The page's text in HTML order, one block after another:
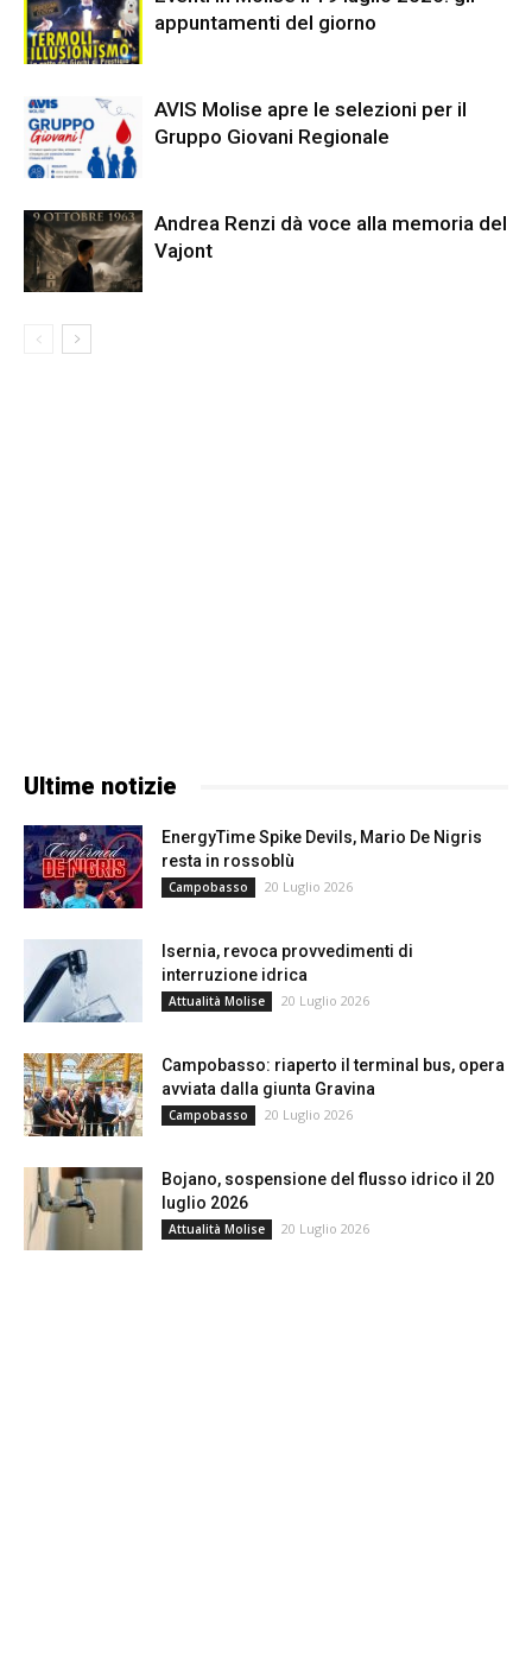
appuntamenti del giorno
AVIS Molise apre le selezioni per il
Gruppo Giovani Regionale
Andrea Renzi dà voce alla memoria del
Vajont
Ultime notizie
EnergyTime Spike Devils, Mario De Nigris
resta in rossoblù
Campobasso 20 Luglio 2026
Isernia, revoca provvedimenti di
interruzione idrica
Attualità Molise 20 Luglio 2026
Campobasso: riaperto il terminal bus, opera
avviata dalla giunta Gravina
Campobasso 20 Luglio 2026
Bojano, sospensione del flusso idrico il 20
luglio 2026
Attualità Molise 20 Luglio 2026